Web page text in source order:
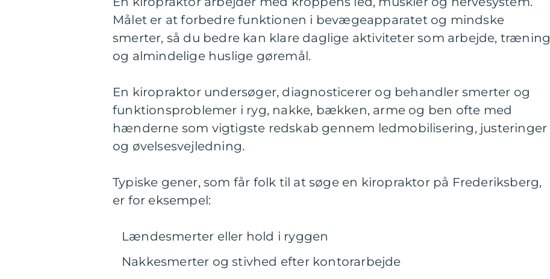
Målet er at forbedre funktionen i bevægeapparatet og mindske
smerter, så du bedre kan klare daglige aktiviteter som arbejde, træning
og almindelige huslige gøremål.
En kiropraktor undersøger, diagnosticerer og behandler smerter og
funktionsproblemer i ryg, nakke, bækken, arme og ben ofte med
hænderne som vigtigste redskab gennem ledmobilisering, justeringer
og øvelsesvejledning.
Typiske gener, som får folk til at søge en kiropraktor på Frederiksberg,
er for eksempel:
Lændesmerter eller hold i ryggen
Nakkesmerter og stivhed efter kontorarbejde